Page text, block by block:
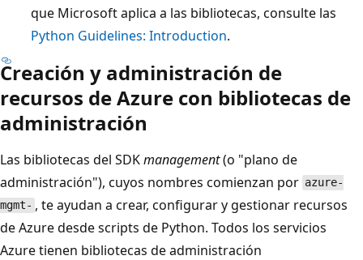
que Microsoft aplica a las bibliotecas, consulte las
Python Guidelines: Introduction.
Creación y administración de
recursos de Azure con bibliotecas de
administración
Las bibliotecas del SDKmanagement(o "plano de
administración"), cuyos nombres comienzan por azure-
mgmt- , te ayudan a crear, configurar y gestionar recursos
de Azure desde scripts de Python. Todos los servicios
Azure tienen bibliotecas de administración